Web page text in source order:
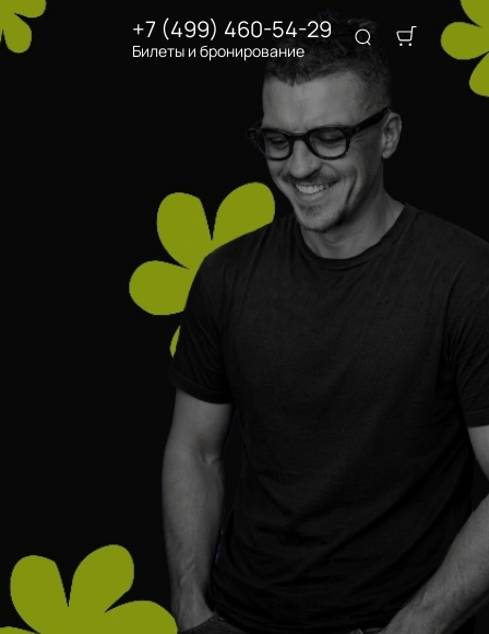
+7 (499) 460-54-29
Билеты и бронирование